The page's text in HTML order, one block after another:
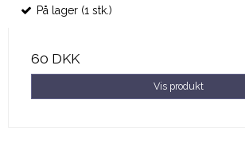
På lager (1 stk.)
60 DKK
Vis produkt